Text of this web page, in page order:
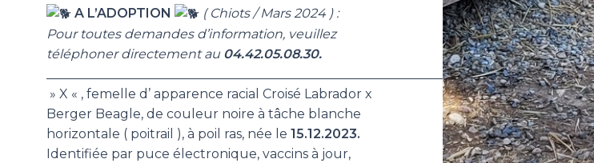
A L’ADOPTION
( Chiots / Mars 2024 ) :
Pour toutes demandes d’information, veuillez
téléphoner directement au 04.42.05.08.30.
___________________________________________________________________________
» X « , femelle d’ apparence racial Croisé Labrador x
Berger Beagle, de couleur noire à tâche blanche
horizontale ( poitrail ), à poil ras, née le 15.12.2023.
Identifiée par puce électronique, vaccins à jour,